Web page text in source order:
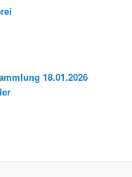
18.01.2026